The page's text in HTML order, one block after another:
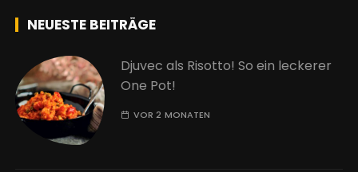
NEUESTE BEITRÄGE
Djuvec als Risotto! So ein leckerer
One Pot!
VOR 2 MONATEN